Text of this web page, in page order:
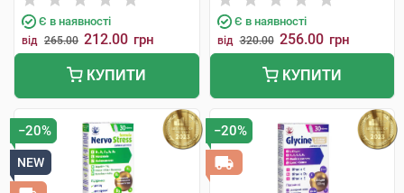
Є в наявності
від 265.00 212.00 грн
КУПИТИ
Є в наявності
від 320.00 256.00 грн
КУПИТИ
−20%
NEW
−20%